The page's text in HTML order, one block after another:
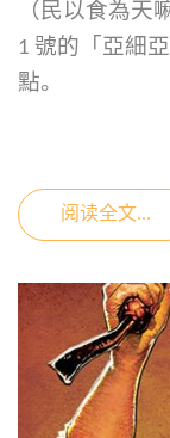
（民以食為天
1 號的「亞細亞
點。
阅读全文...